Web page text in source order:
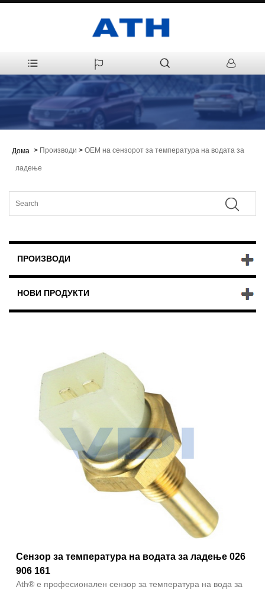
Дома > Производи > ОЕМ на сензорот за температура на водата за
ладење
ПРОИЗВОДИ
НОВИ ПРОДУКТИ
Сензор за температура на водата за ладење 026
906 161
Ath® е професионален сензор за температура на вода за